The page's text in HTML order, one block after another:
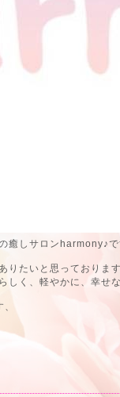
癒しサロンharmony♪で
りたいと思っております
く、軽やかに、幸せ